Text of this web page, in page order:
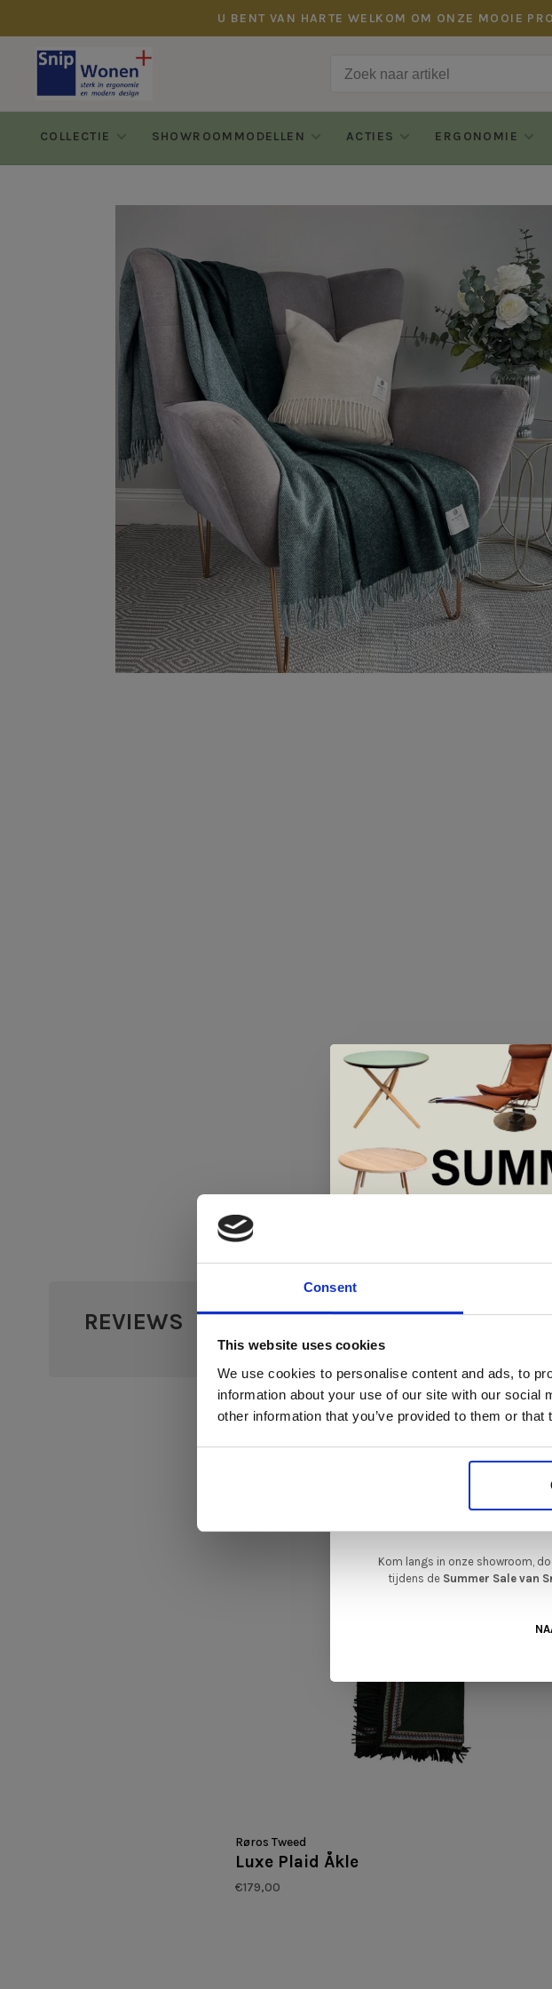
Consent
This website uses cookies
We use cookies to personalise content and ads, to
information about your use of our site with our
other information that you’ve provided to them or
U BENT VAN HARTE WELKOM OM ONZE MOOIE
COLLECTIE SHOWROOMMODELLEN ACTIES ERGONOMIE
REVIEWS • • • • •
0 sterren op basis van 0
Røros Tweed
Luxe Plaid Åkle
€179,00
De Summer
In onze showroom vind je
gerenommeerde Nederlandse en
van
gelegenheid om jouw favoriete
met de kwaliteit, het
Kom langs in onze showroom,
tijdens de Summer Sale van